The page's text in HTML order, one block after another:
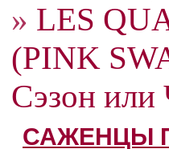
» LES
(PINK
Сэзон или
САЖЕНЦЫ